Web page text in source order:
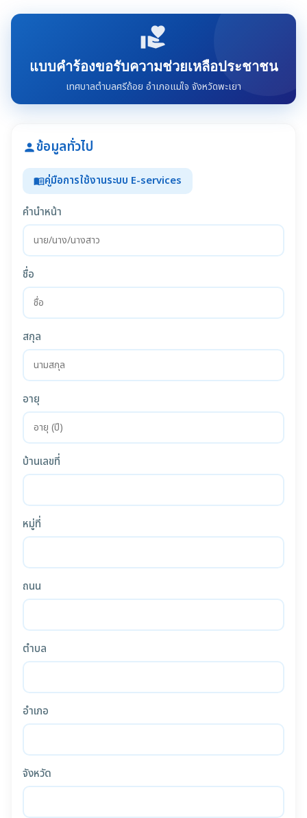
volunteer_activism
แบบคำร้องขอรับความช่วยเหลือประชาชน
เทศบาลตำบลศรีถ้อย อำเภอแม่ใจ จังหวัดพะเยา
personข้อมูลทั่วไป
menu_bookคู่มือการใช้งานระบบ E-services
คำนำหน้า
ชื่อ
สกุล
อายุ
บ้านเลขที่
หมู่ที่
ถนน
ตำบล
อำเภอ
จังหวัด